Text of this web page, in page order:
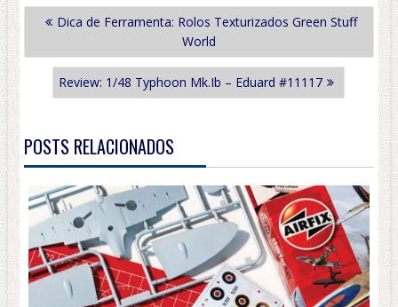
NAVEGAÇÃO
POST
Dica de Ferramenta: Rolos Texturizados Green Stuff
World
Review: 1/48 Typhoon Mk.Ib – Eduard #11117
POSTS RELACIONADOS